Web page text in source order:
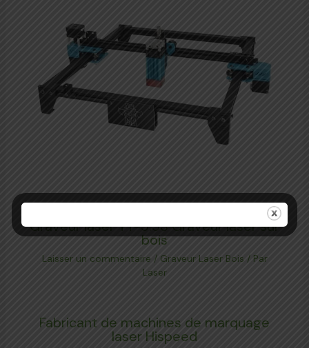
Graveur laser TT-5.5S Graveur laser sur
bois
Laisser un commentaire / Graveur Laser Bois / Par
Laser
Fabricant de machines de marquage
laser Hispeed